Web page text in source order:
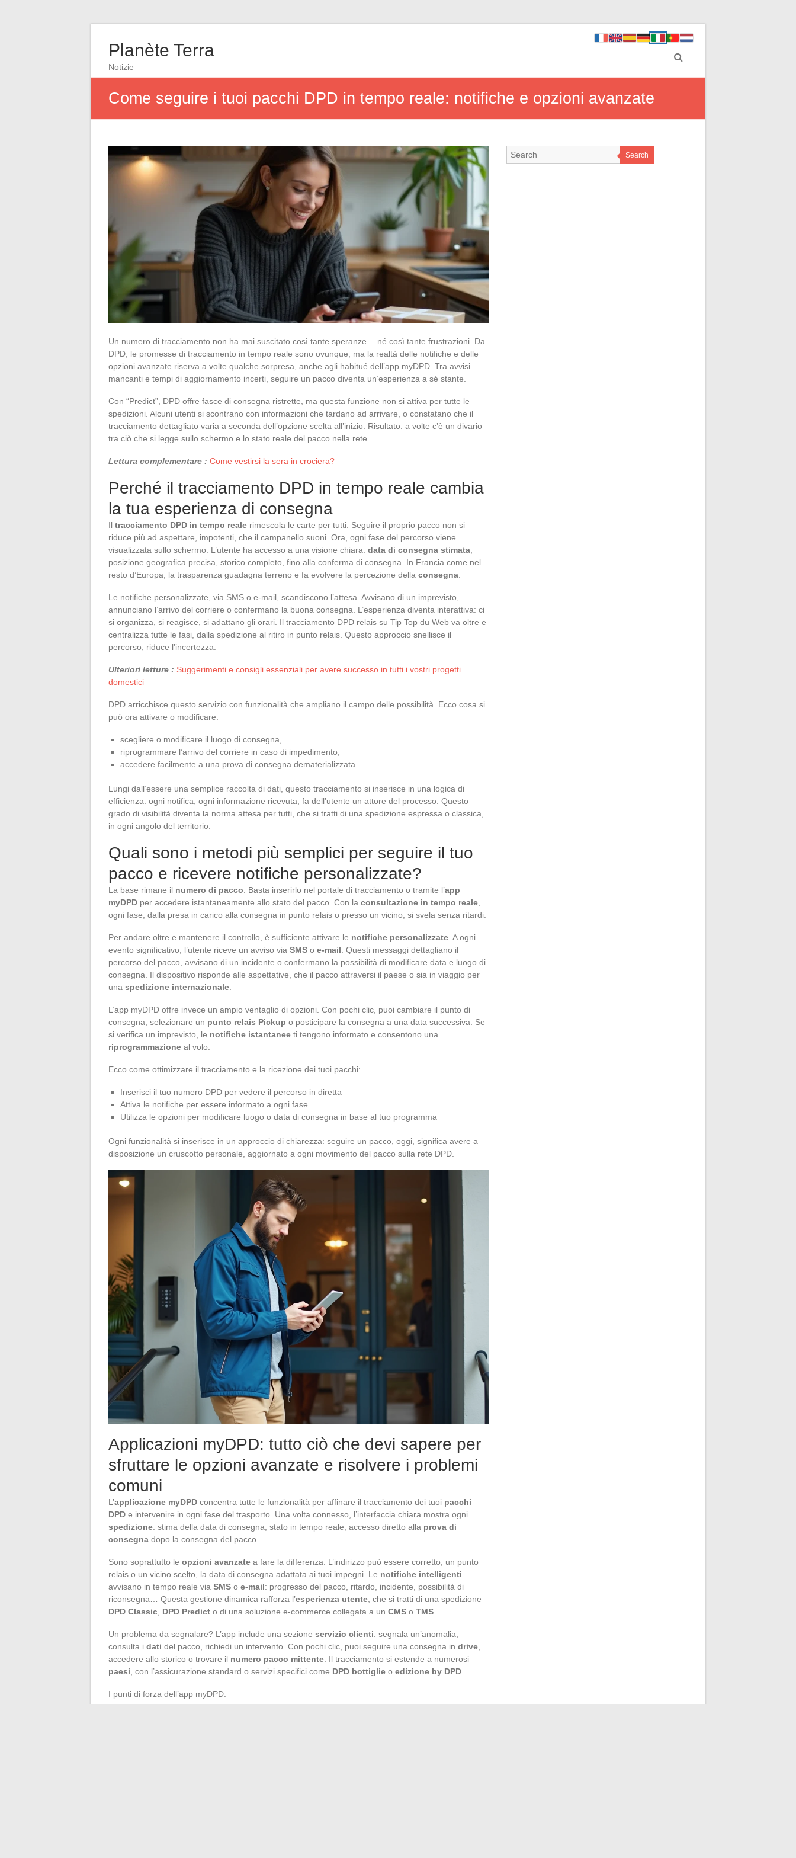
Planète Terra
Notizie
Come seguire i tuoi pacchi DPD in tempo reale: notifiche e opzioni avanzate
Un numero di tracciamento non ha mai suscitato così tante speranze… né così tante frustrazioni. Da
DPD, le promesse di tracciamento in tempo reale sono ovunque, ma la realtà delle notifiche e delle
opzioni avanzate riserva a volte qualche sorpresa, anche agli habitué dell’app myDPD. Tra avvisi
mancanti e tempi di aggiornamento incerti, seguire un pacco diventa un’esperienza a sé stante.
Con “Predict”, DPD offre fasce di consegna ristrette, ma questa funzione non si attiva per tutte le
spedizioni. Alcuni utenti si scontrano con informazioni che tardano ad arrivare, o constatano che il
tracciamento dettagliato varia a seconda dell’opzione scelta all’inizio. Risultato: a volte c’è un divario
tra ciò che si legge sullo schermo e lo stato reale del pacco nella rete.
Lettura complementare : Come vestirsi la sera in crociera?
Perché il tracciamento DPD in tempo reale cambia
la tua esperienza di consegna
Il tracciamento DPD in tempo reale rimescola le carte per tutti. Seguire il proprio pacco non si
riduce più ad aspettare, impotenti, che il campanello suoni. Ora, ogni fase del percorso viene
visualizzata sullo schermo. L’utente ha accesso a una visione chiara: data di consegna stimata
posizione geografica precisa, storico completo, fino alla conferma di consegna. In Francia come nel
resto d’Europa, la trasparenza guadagna terreno e fa evolvere la percezione della consegna
Le notifiche personalizzate, via SMS o e-mail, scandiscono l’attesa. Avvisano di un imprevisto,
annunciano l’arrivo del corriere o confermano la buona consegna. L’esperienza diventa interattiva: ci
si organizza, si reagisce, si adattano gli orari. Il tracciamento DPD relais su Tip Top du Web va oltre e
centralizza tutte le fasi, dalla spedizione al ritiro in punto relais. Questo approccio snellisce il
percorso, riduce l’incertezza.
Ulteriori letture : Suggerimenti e consigli essenziali per avere successo in tutti i vostri progetti
domestici
DPD arricchisce questo servizio con funzionalità che ampliano il campo delle possibilità. Ecco cosa si
può ora attivare o modificare:
scegliere o modificare il luogo di consegna,
riprogrammare l’arrivo del corriere in caso di impedimento,
accedere facilmente a una prova di consegna dematerializzata.
Lungi dall’essere una semplice raccolta di dati, questo tracciamento si inserisce in una logica di
efficienza: ogni notifica, ogni informazione ricevuta, fa dell’utente un attore del processo. Questo
grado di visibilità diventa la norma attesa per tutti, che si tratti di una spedizione espressa o classica,
in ogni angolo del territorio.
Quali sono i metodi più semplici per seguire il tuo
pacco e ricevere notifiche personalizzate?
La base rimane il numero di pacco . Basta inserirlo nel portale di tracciamento o tramite l’app
myDPD per accedere istantaneamente allo stato del pacco. Con la consultazione in tempo reale
ogni fase, dalla presa in carico alla consegna in punto relais o presso un vicino, si svela senza ritardi.
Per andare oltre e mantenere il controllo, è sufficiente attivare le notifiche personalizzate . A ogni
evento significativo, l’utente riceve un avviso via SMS o e-mail . Questi messaggi dettagliano il
percorso del pacco, avvisano di un incidente o confermano la possibilità di modificare data e luogo di
consegna. Il dispositivo risponde alle aspettative, che il pacco attraversi il paese o sia in viaggio per
una spedizione internazionale
L’app myDPD offre invece un ampio ventaglio di opzioni. Con pochi clic, puoi cambiare il punto di
consegna, selezionare un punto relais Pickup o posticipare la consegna a una data successiva. Se
si verifica un imprevisto, le notifiche istantanee ti tengono informato e consentono una
riprogrammazione al volo.
Ecco come ottimizzare il tracciamento e la ricezione dei tuoi pacchi:
Inserisci il tuo numero DPD per vedere il percorso in diretta
Attiva le notifiche per essere informato a ogni fase
Utilizza le opzioni per modificare luogo o data di consegna in base al tuo programma
Ogni funzionalità si inserisce in un approccio di chiarezza: seguire un pacco, oggi, significa avere a
disposizione un cruscotto personale, aggiornato a ogni movimento del pacco sulla rete DPD.
Applicazioni myDPD: tutto ciò che devi sapere per
sfruttare le opzioni avanzate e risolvere i problemi
comuni
L’applicazione myDPD concentra tutte le funzionalità per affinare il tracciamento dei tuoi pacchi
DPD e intervenire in ogni fase del trasporto. Una volta connesso, l’interfaccia chiara mostra ogni
spedizione: stima della data di consegna, stato in tempo reale, accesso diretto alla prova di
consegna dopo la consegna del pacco.
Sono soprattutto le opzioni avanzate a fare la differenza. L’indirizzo può essere corretto, un punto
relais o un vicino scelto, la data di consegna adattata ai tuoi impegni. Le notifiche intelligenti
avvisano in tempo reale via SMS o e-mail: progresso del pacco, ritardo, incidente, possibilità di
riconsegna… Questa gestione dinamica rafforza l’esperienza utente , che si tratti di una spedizione
DPD Classic DPD Predict o di una soluzione e-commerce collegata a un CMS o TMS
Un problema da segnalare? L’app include una sezione servizio clienti: segnala un’anomalia,
consulta i dati del pacco, richiedi un intervento. Con pochi clic, puoi seguire una consegna in drive
accedere allo storico o trovare il numero pacco mittente . Il tracciamento si estende a numerosi
paesi , con l’assicurazione standard o servizi specifici come DPD bottiglie o edizione by DPD
I punti di forza dell’app myDPD:
Search